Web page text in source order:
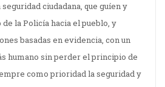
ciudadana, que guíen y
la Policía hacia el pueblo, y
basadas en evidencia, con un
humano sin perder el principio de
como prioridad la seguridad y